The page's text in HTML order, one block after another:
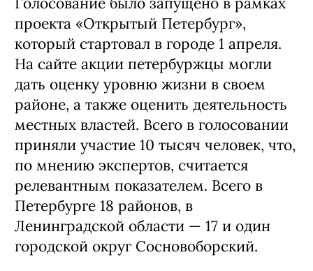
проекта «Открытый Петербург»,
который стартовал в городе 1 апреля.
На сайте акции петербуржцы могли
дать оценку уровню жизни в своем
районе, а также оценить деятельность
местных властей. Всего в голосовании
приняли участие 10 тысяч человек, что,
по мнению экспертов, считается
релевантным показателем. Всего в
Петербурге 18 районов, в
Ленинградской области — 17 и один
городской округ Сосновоборский.